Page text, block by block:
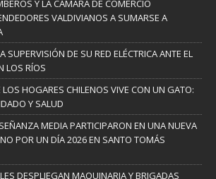
Y LA CÁMARA DE COMERCIO
VALDIVIANOS A SUMARSE A
SUPERVISIÓN DE SU RED ELÉCTRICA ANTE EL
LOS RÍOS
HOGARES CHILENOS VIVE CON UN GATO:
Y SALUD
MEDIA PARTICIPARON EN UNA NUEVA
POR UN DÍA 2026 EN SANTO TOMÁS
DESPLIEGAN MAQUINARIA Y BRIGADAS